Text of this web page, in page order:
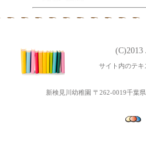
第4回ぴょぴょ３Ｂベビーマ
令和２年度幼児教室みっき
平成31年度 第１６回～２
第1回地域交流「ちびっこ夏
サイト内のテ
新検見川幼稚園 〒262-0019千葉